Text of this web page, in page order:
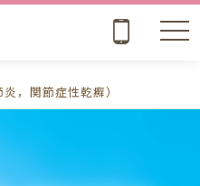
，関節症性乾癬）